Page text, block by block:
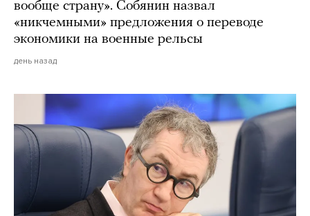
вообще страну». Собянин назвал
«никчемными» предложения о переводе
экономики на военные рельсы
день назад